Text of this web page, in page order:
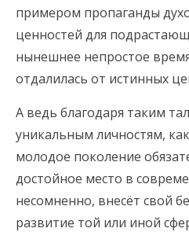
примером пропаганды
ценностей для
нынешнее непростое
отдалилась от истинных
А ведь благодаря таким
уникальным личностям,
молодое поколение
достойное место в
несомненно, внесёт свой
развитие той или иной